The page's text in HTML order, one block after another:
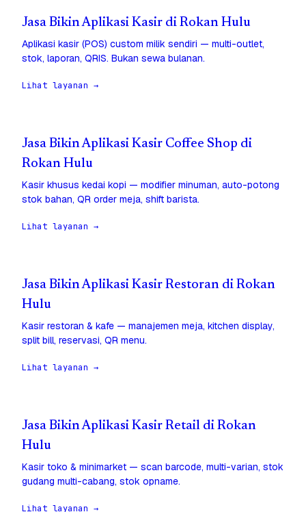
Jasa Bikin Aplikasi Kasir di Rokan Hulu
Aplikasi kasir (POS) custom milik sendiri — multi-outlet,
stok, laporan, QRIS. Bukan sewa bulanan.
Lihat layanan →
Jasa Bikin Aplikasi Kasir Coffee Shop di
Rokan Hulu
Kasir khusus kedai kopi — modifier minuman, auto-potong
stok bahan, QR order meja, shift barista.
Lihat layanan →
Jasa Bikin Aplikasi Kasir Restoran di Rokan
Hulu
Kasir restoran & kafe — manajemen meja, kitchen display,
split bill, reservasi, QR menu.
Lihat layanan →
Jasa Bikin Aplikasi Kasir Retail di Rokan
Hulu
Kasir toko & minimarket — scan barcode, multi-varian, stok
gudang multi-cabang, stok opname.
Lihat layanan →